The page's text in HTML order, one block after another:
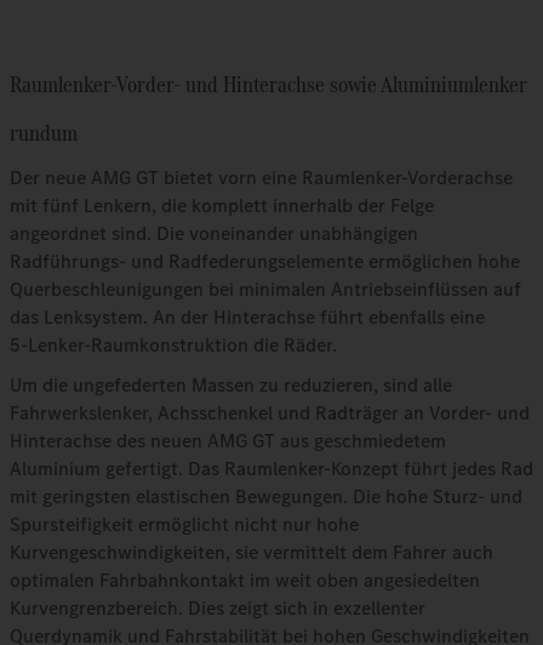
Raumlenker-Vorder- und Hinterachse sowie Aluminiumlenker
rundum
Der neue AMG GT bietet vorn eine Raumlenker-Vorderachse
mit fünf Lenkern, die komplett innerhalb der Felge
angeordnet sind. Die voneinander unabhängigen
Radführungs- und Radfederungselemente ermöglichen hohe
Querbeschleunigungen bei minimalen Antriebseinflüssen auf
das Lenksystem. An der Hinterachse führt ebenfalls eine
5‑Lenker-Raumkonstruktion die Räder.
Um die ungefederten Massen zu reduzieren, sind alle
Fahrwerkslenker, Achsschenkel und Radträger an Vorder- und
Hinterachse des neuen AMG GT aus geschmiedetem
Aluminium gefertigt. Das Raumlenker-Konzept führt jedes Rad
mit geringsten elastischen Bewegungen. Die hohe Sturz- und
Spursteifigkeit ermöglicht nicht nur hohe
Kurvengeschwindigkeiten, sie vermittelt dem Fahrer auch
optimalen Fahrbahnkontakt im weit oben angesiedelten
Kurvengrenzbereich. Dies zeigt sich in exzellenter
Querdynamik und Fahrstabilität bei hohen Geschwindigkeiten